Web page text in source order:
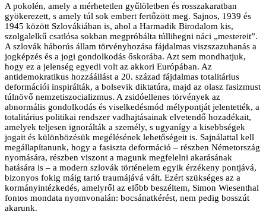
A pokolén, amely a mérhetetlen gyűlöletben és rosszakaratban
gyökerezett, s amely túl sok embert fertőzött meg. Sajnos, 1939 és
1945 között Szlovákiában is, ahol a Harmadik Birodalom kis,
szolgalelkű csatlósa sokban megpróbálta túllihegni náci „mestereit”.
A szlovák háborús állam törvényhozása fájdalmas viszszazuhanás a
jogképzés és a jogi gondolkodás őskorába. Azt sem mondhatjuk,
hogy ez a jelenség egyedi volt az akkori Európában. Az
antidemokratikus hozzáállást a 20. század fájdalmas totalitárius
deformációi inspirálták, a bolsevik diktatúra, majd az olasz fasizmust
túlnövő nemzetiszocializmus. A zsidóellenes törvények az
abnormális gondolkodás és viselkedésmód mélypontját jelentették, a
totalitárius politikai rendszer vadhajtásainak elvetendő hozadékait,
amelyek teljesen ignorálták a személy, s ugyanígy a kisebbségek
jogait és különbözésük megélésének lehetőségeit is. Sajnálattal kell
megállapítanunk, hogy a fasiszta deformáció – részben Németország
nyomására, részben viszont a magunk megfelelni akarásának
hatására is – a modern szlovák történelem egyik érzékeny pontjává,
bizonyos fokig máig tartó traumájává vált. Ezért szükséges az a
kormányintézkedés, amelyről az előbb beszéltem, Simon Wiesenthal
fontos mondata nyomvonalán: bocsánatkérést, nem pedig bosszút
akarunk.